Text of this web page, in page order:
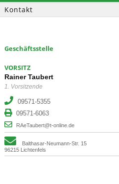
Kontakt
Geschäftsstelle
VORSITZ
Rainer Taubert
1. Vorsitzende
09571-5355
09571-6063
RAeTaubert@t-online.de
Balthasar-Neumann-Str. 15
96215 Lichtenfels